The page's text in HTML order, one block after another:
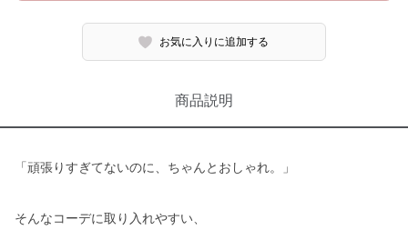
お気に入りに追加する
商品説明
「頑張りすぎてないのに、ちゃんとおしゃれ。」
そんなコーデに取り入れやすい、